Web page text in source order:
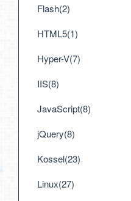
Flash(2)
HTML5(1)
Hyper-V(7)
IIS(8)
JavaScript(8)
jQuery(8)
Kossel(23)
Linux(27)